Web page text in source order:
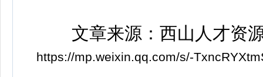
文章来源：西山人才资
https://mp.weixin.qq.com/s/-